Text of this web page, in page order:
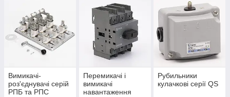
Вимикачі-
роз'єднувачі серій
РПБ та РПС
Перемикачі і
вимикачі
навантаження
Рубильники
кулачкові серії QS